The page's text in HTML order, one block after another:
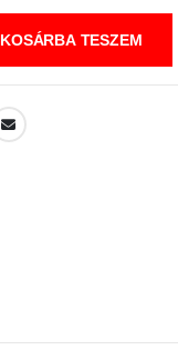
KOSÁRBA TESZEM